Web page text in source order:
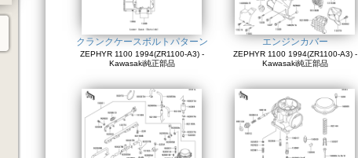
クランクケースボルトパターン
ZEPHYR 1100 1994(ZR1100-A3) -
Kawasaki純正部品
エンジンカバー
ZEPHYR 1100 1994(ZR1100-A3) -
Kawasaki純正部品